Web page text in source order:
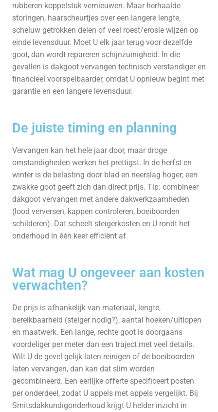
rubberen koppelstuk vernieuwen. Maar herhaalde
storingen, haarscheurtjes over een langere lengte,
scheluw getrokken delen of veel roest/erosie wijzen op
einde levensduur. Moet U elk jaar terug voor dezelfde
goot, dan wordt repareren schijnzuinigheid. In die
gevallen is dakgoot vervangen technisch verstandiger en
financieel voorspelbaarder, omdat U opnieuw begint met
garantie en een langere levensduur.
De juiste timing en planning
Vervangen kan het hele jaar door, maar droge
omstandigheden werken het prettigst. In de herfst en
winter is de belasting door blad en neerslag hoger; een
zwakke goot geeft zich dan direct prijs. Tip: combineer
dakgoot vervangen met andere dakwerkzaamheden
(lood verversen, kappen controleren, boeiboorden
schilderen). Dat scheelt steigerkosten en U rondt het
onderhoud in één keer efficiënt af.
Wat mag U ongeveer aan kosten
verwachten?
De prijs is afhankelijk van materiaal, lengte,
bereikbaarheid (steiger nodig?), aantal hoeken/uitlopen
en maatwerk. Een lange, rechte goot is doorgaans
voordeliger per meter dan een traject met veel details.
Wilt U de gevel gelijk laten reinigen of de boeiboorden
laten vervangen, dan kan dat slim worden
gecombineerd. Een eerlijke offerte specificeert posten
per onderdeel, zodat U appels met appels vergelijkt. Bij
Smitsdakkundigonderhoud krijgt U helder inzicht in